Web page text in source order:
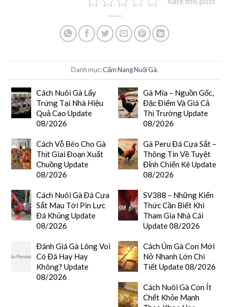
Danh mục:Cẩm Nang Nuôi Gà.
Cách Nuôi Gà Lấy
Trứng Tại Nhà Hiệu
Quả Cao Update
08/2026
Gà Mía – Nguồn Gốc,
Đặc Điểm Và Giá Cả
Thị Trường Update
08/2026
Cách Vỗ Béo Cho Gà
Thịt Giai Đoạn Xuất
Chuồng Update
08/2026
Gà Peru Đá Cựa Sắt –
Thông Tin Về Tuyệt
Đỉnh Chiến Kê Update
08/2026
Cách Nuôi Gà Đá Cựa
Sắt Mau Tới Pin Lực
Đá Khủng Update
08/2026
SV388 – Những Kiến
Thức Cần Biết Khi
Tham Gia Nhà Cái
Update 08/2026
Đánh Giá Gà Lông Voi
Có Đá Hay Hay
Không? Update
08/2026
Cách Úm Gà Con Mới
Nở Nhanh Lớn Chi
Tiết Update 08/2026
Cách Nuôi Gà Con Ít
Chết Khỏe Mạnh